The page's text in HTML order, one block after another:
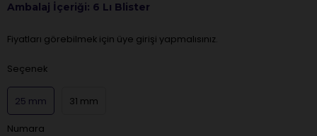
Ambalaj İçeriği: 6 Lı Blister
Fiyatları görebilmek için üye girişi yapmalısınız.
Seçenek
25 mm 31 mm
Numara